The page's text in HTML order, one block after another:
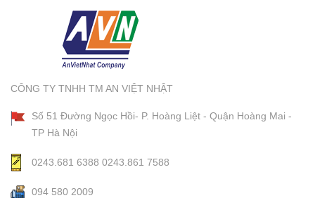
CÔNG TY TNHH TM AN VIỆT NHẬT
Số 51 Đường Ngọc Hồi- P. Hoàng Liệt - Quận Hoàng Mai -
TP Hà Nội
0243.681 6388 0243.861 7588
094 580 2009